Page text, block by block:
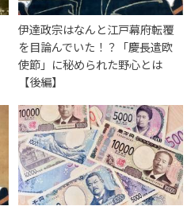
伊達政宗はなんと江戸幕府転覆
を目論んでいた！？「慶長遣欧
使節」に秘められた野心とは
【後編】